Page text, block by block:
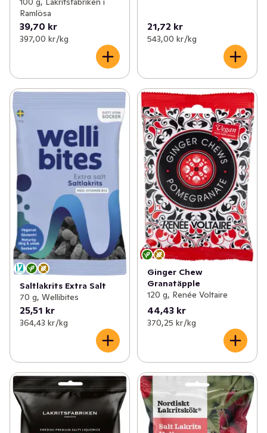
Ramlösa
39,70 kr
397,00 kr /kg
21,72 kr
543,00 kr /kg
Saltlakrits Extra Salt
70 g, Wellibites
25,51 kr
364,43 kr /kg
Ginger Chew
Granatäpple
120 g, Renée Voltaire
44,43 kr
370,25 kr /kg